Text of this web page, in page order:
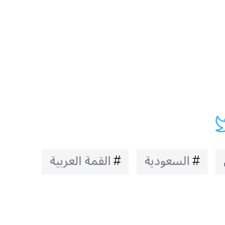
السعودية
القمة العربية